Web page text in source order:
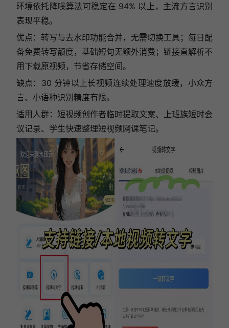
环境依托降噪算法可稳定在 94% 以上，主流方言识别
表现平稳。
优点：转写与去水印功能合并，无需切换工具；每日配
备免费转写额度，基础短句无额外消费；链接直解析不
用下载原视频，节省存储空间。
缺点：30 分钟以上长视频连续处理速度放缓，小众方
言、小语种识别精度有限。
适用人群：短视频创作者临时提取文案、上班族短时会
议记录、学生快速整理短视频网课笔记。